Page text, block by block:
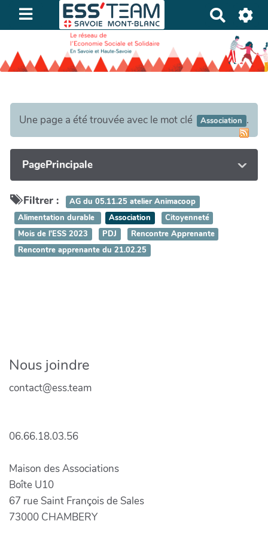
e
c
h
e
c
h
e
r
Une page a été trouvée avec le mot clé Association .
PagePrincipale
Filtrer :
AG du 05.11.25 atelier Animacoop
Alimentation durable
Association
Citoyenneté
Mois de l'ESS 2023
PDJ
Rencontre Apprenante
Rencontre apprenante du 21.02.25
Nous joindre
contact@ess.team
06.66.18.03.56
Maison des Associations
Boîte U10
67 rue Saint François de Sales
73000 CHAMBERY